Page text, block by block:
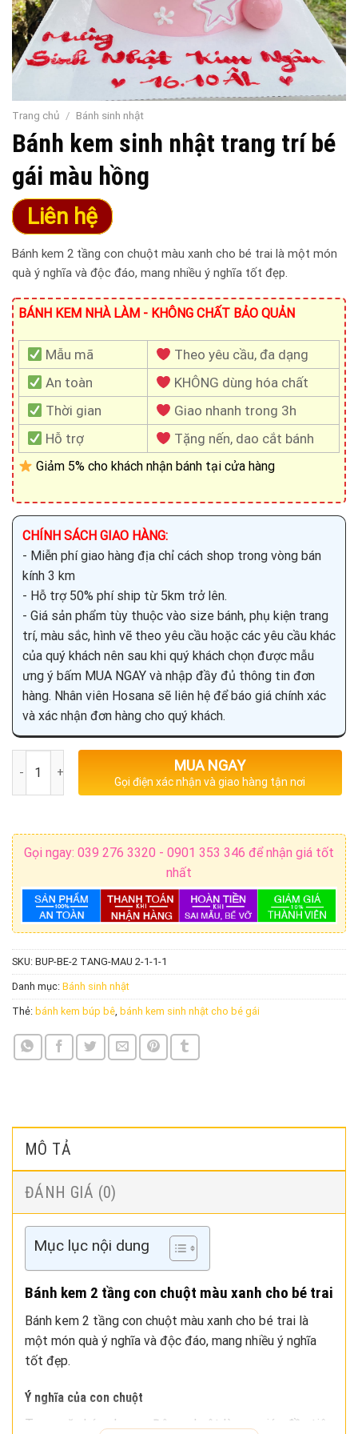
Trang chủ / Bánh sinh nhật
Bánh kem sinh nhật trang trí bé
gái màu hồng
Liên hệ
Bánh kem 2 tầng con chuột màu xanh cho bé trai là một món
quà ý nghĩa và độc đáo, mang nhiều ý nghĩa tốt đẹp.
BÁNH KEM NHÀ LÀM - KHÔNG CHẤT BẢO QUẢN
Mẫu mã
Theo yêu cầu, đa dạng
An toàn
KHÔNG dùng hóa chất
Thời gian
Giao nhanh trong 3h
Hỗ trợ
Tặng nến, dao cắt bánh
Giảm 5% cho khách nhận bánh tại cửa hàng
CHÍNH SÁCH GIAO HÀNG:
- Miễn phí giao hàng địa chỉ cách shop trong vòng bán
kính 3 km
- Hỗ trợ 50% phí ship từ 5km trở lên.
- Giá sản phẩm tùy thuộc vào size bánh, phụ kiện trang
trí, màu sắc, hình vẽ theo yêu cầu hoặc các yêu cầu khác
của quý khách nên sau khi quý khách chọn được mẫu
ưng ý bấm MUA NGAY và nhập đầy đủ thông tin đơn
hàng. Nhân viên Hosana sẽ liên hệ để báo giá chính xác
và xác nhận đơn hàng cho quý khách.
MUA NGAY
Gọi điện xác nhận và giao hàng tận nơi
Gọi ngay: 039 276 3320 - 0901 353 346 để nhận giá tốt
nhất
SKU: BUP-BE-2 TANG-MAU 2-1-1-1
Danh mục: Bánh sinh nhật
Thẻ: bánh kem búp bê, bánh kem sinh nhật cho bé gái
MÔ TẢ
ĐÁNH GIÁ (0)
Mục lục nội dung
Bánh kem 2 tầng con chuột màu xanh cho bé trai
Bánh kem 2 tầng con chuột màu xanh cho bé trai là
một món quà ý nghĩa và độc đáo, mang nhiều ý nghĩa
tốt đẹp.
Ý nghĩa của con chuột
Trong văn hóa phương Đông, chuột là con giáp đầu tiên